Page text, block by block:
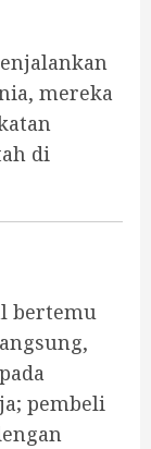
mereka
di
bertemu
pembeli